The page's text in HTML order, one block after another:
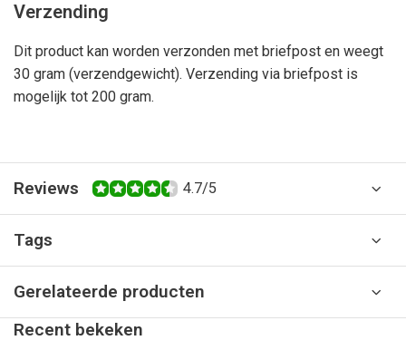
Verzending
Dit product kan worden verzonden met briefpost en weegt
30 gram (verzendgewicht). Verzending via briefpost is
mogelijk tot 200 gram.
Reviews 4.7/5
Tags
Gerelateerde producten
Recent bekeken